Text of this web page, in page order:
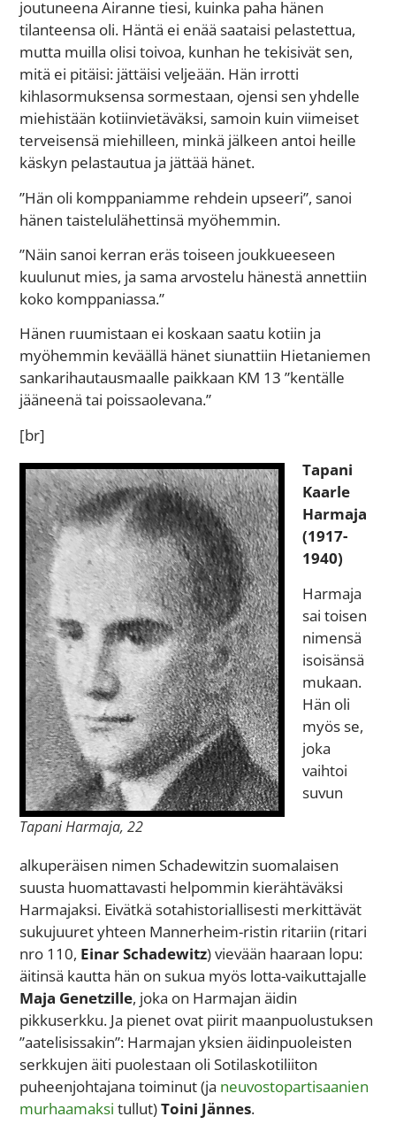
joutuneena Airanne tiesi, kuinka paha hänen
tilanteensa oli. Häntä ei enää saataisi pelastettua,
mutta muilla olisi toivoa, kunhan he tekisivät sen,
mitä ei pitäisi: jättäisi veljeään. Hän irrotti
kihlasormuksensa sormestaan, ojensi sen yhdelle
miehistään kotiinvietäväksi, samoin kuin viimeiset
terveisensä miehilleen, minkä jälkeen antoi heille
käskyn pelastautua ja jättää hänet.
”Hän oli komppaniamme rehdein upseeri”, sanoi
hänen taistelulähettinsä myöhemmin.
”Näin sanoi kerran eräs toiseen joukkueeseen
kuulunut mies, ja sama arvostelu hänestä annettiin
koko komppaniassa.”
Hänen ruumistaan ei koskaan saatu kotiin ja
myöhemmin keväällä hänet siunattiin Hietaniemen
sankarihautausmaalle paikkaan KM 13 ”kentälle
jääneenä tai poissaolevana.”
[br]
Tapani Harmaja, 22
Tapani
Kaarle
Harmaja
(1917-
1940)
Harmaja
sai toisen
nimensä
isoisänsä
mukaan.
Hän oli
myös se,
joka
vaihtoi
suvun
alkuperäisen nimen Schadewitzin suomalaisen
suusta huomattavasti helpommin kierähtäväksi
Harmajaksi. Eivätkä sotahistoriallisesti merkittävät
sukujuuret yhteen Mannerheim-ristin ritariin (ritari
nro 110, Einar Schadewitz) vievään haaraan lopu:
äitinsä kautta hän on sukua myös lotta-vaikuttajalle
Maja Genetzille, joka on Harmajan äidin
pikkuserkku. Ja pienet ovat piirit maanpuolustuksen
”aatelisissakin”: Harmajan yksien äidinpuoleisten
serkkujen äiti puolestaan oli Sotilaskotiliiton
puheenjohtajana toiminut (ja neuvostopartisaanien
murhaamaksi tullut)Toini Jännes.